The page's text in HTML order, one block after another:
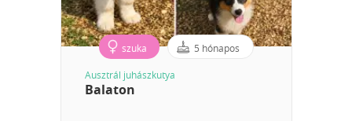
szuka 5 hónapos
Ausztrál juhászkutya
Balaton